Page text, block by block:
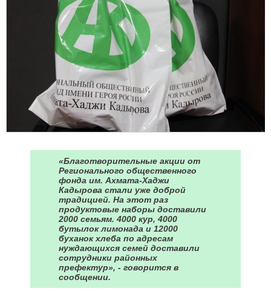
«Благотворительные акции от
Регионального общественного
фонда им. Ахмата-Хаджи
Кадырова стали уже доброй
традицией. На этот раз
продуктовые наборы доставили
2000 семьям. 4000 кур, 4000
бутылок лимонада и 12000
буханок хлеба по адресам
нуждающихся семей доставили
сотрудники районных
префектур», - говорится в
сообщении.